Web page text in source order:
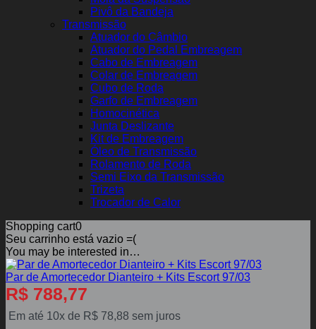
Pivô da Bandeja
Transmissão
Atuador do Câmbio
Atuador do Pedal Embreagem
Cabo de Embreagem
Colar de Embreagem
Cubo de Roda
Garfo de Embreagem
Homocinética
Junta Deslizante
Kit de Embreagem
Óleo de Transmissão
Rolamento de Roda
Semi Eixo da Transmissão
Trizeta
Trocador de Calor
Shopping cart0
Seu carrinho está vazio =(
You may be interested in…
Par de Amortecedor Dianteiro + Kits Escort 97/03
R$ 788,77
Em até 10x de R$ 78,88 sem juros